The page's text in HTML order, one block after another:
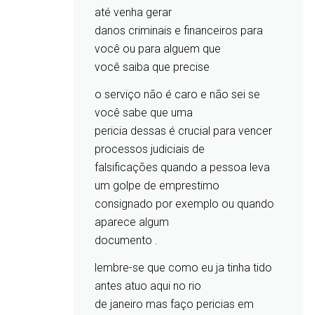
até venha gerar
danos criminais e financeiros para
você ou para alguem que
você saiba que precise
o serviço não é caro e não sei se
você sabe que uma
pericia dessas é crucial para vencer
processos judiciais de
falsificações quando a pessoa leva
um golpe de emprestimo
consignado por exemplo ou quando
aparece algum
documento .
lembre-se que como eu ja tinha tido
antes atuo aqui no rio
de janeiro mas faço pericias em